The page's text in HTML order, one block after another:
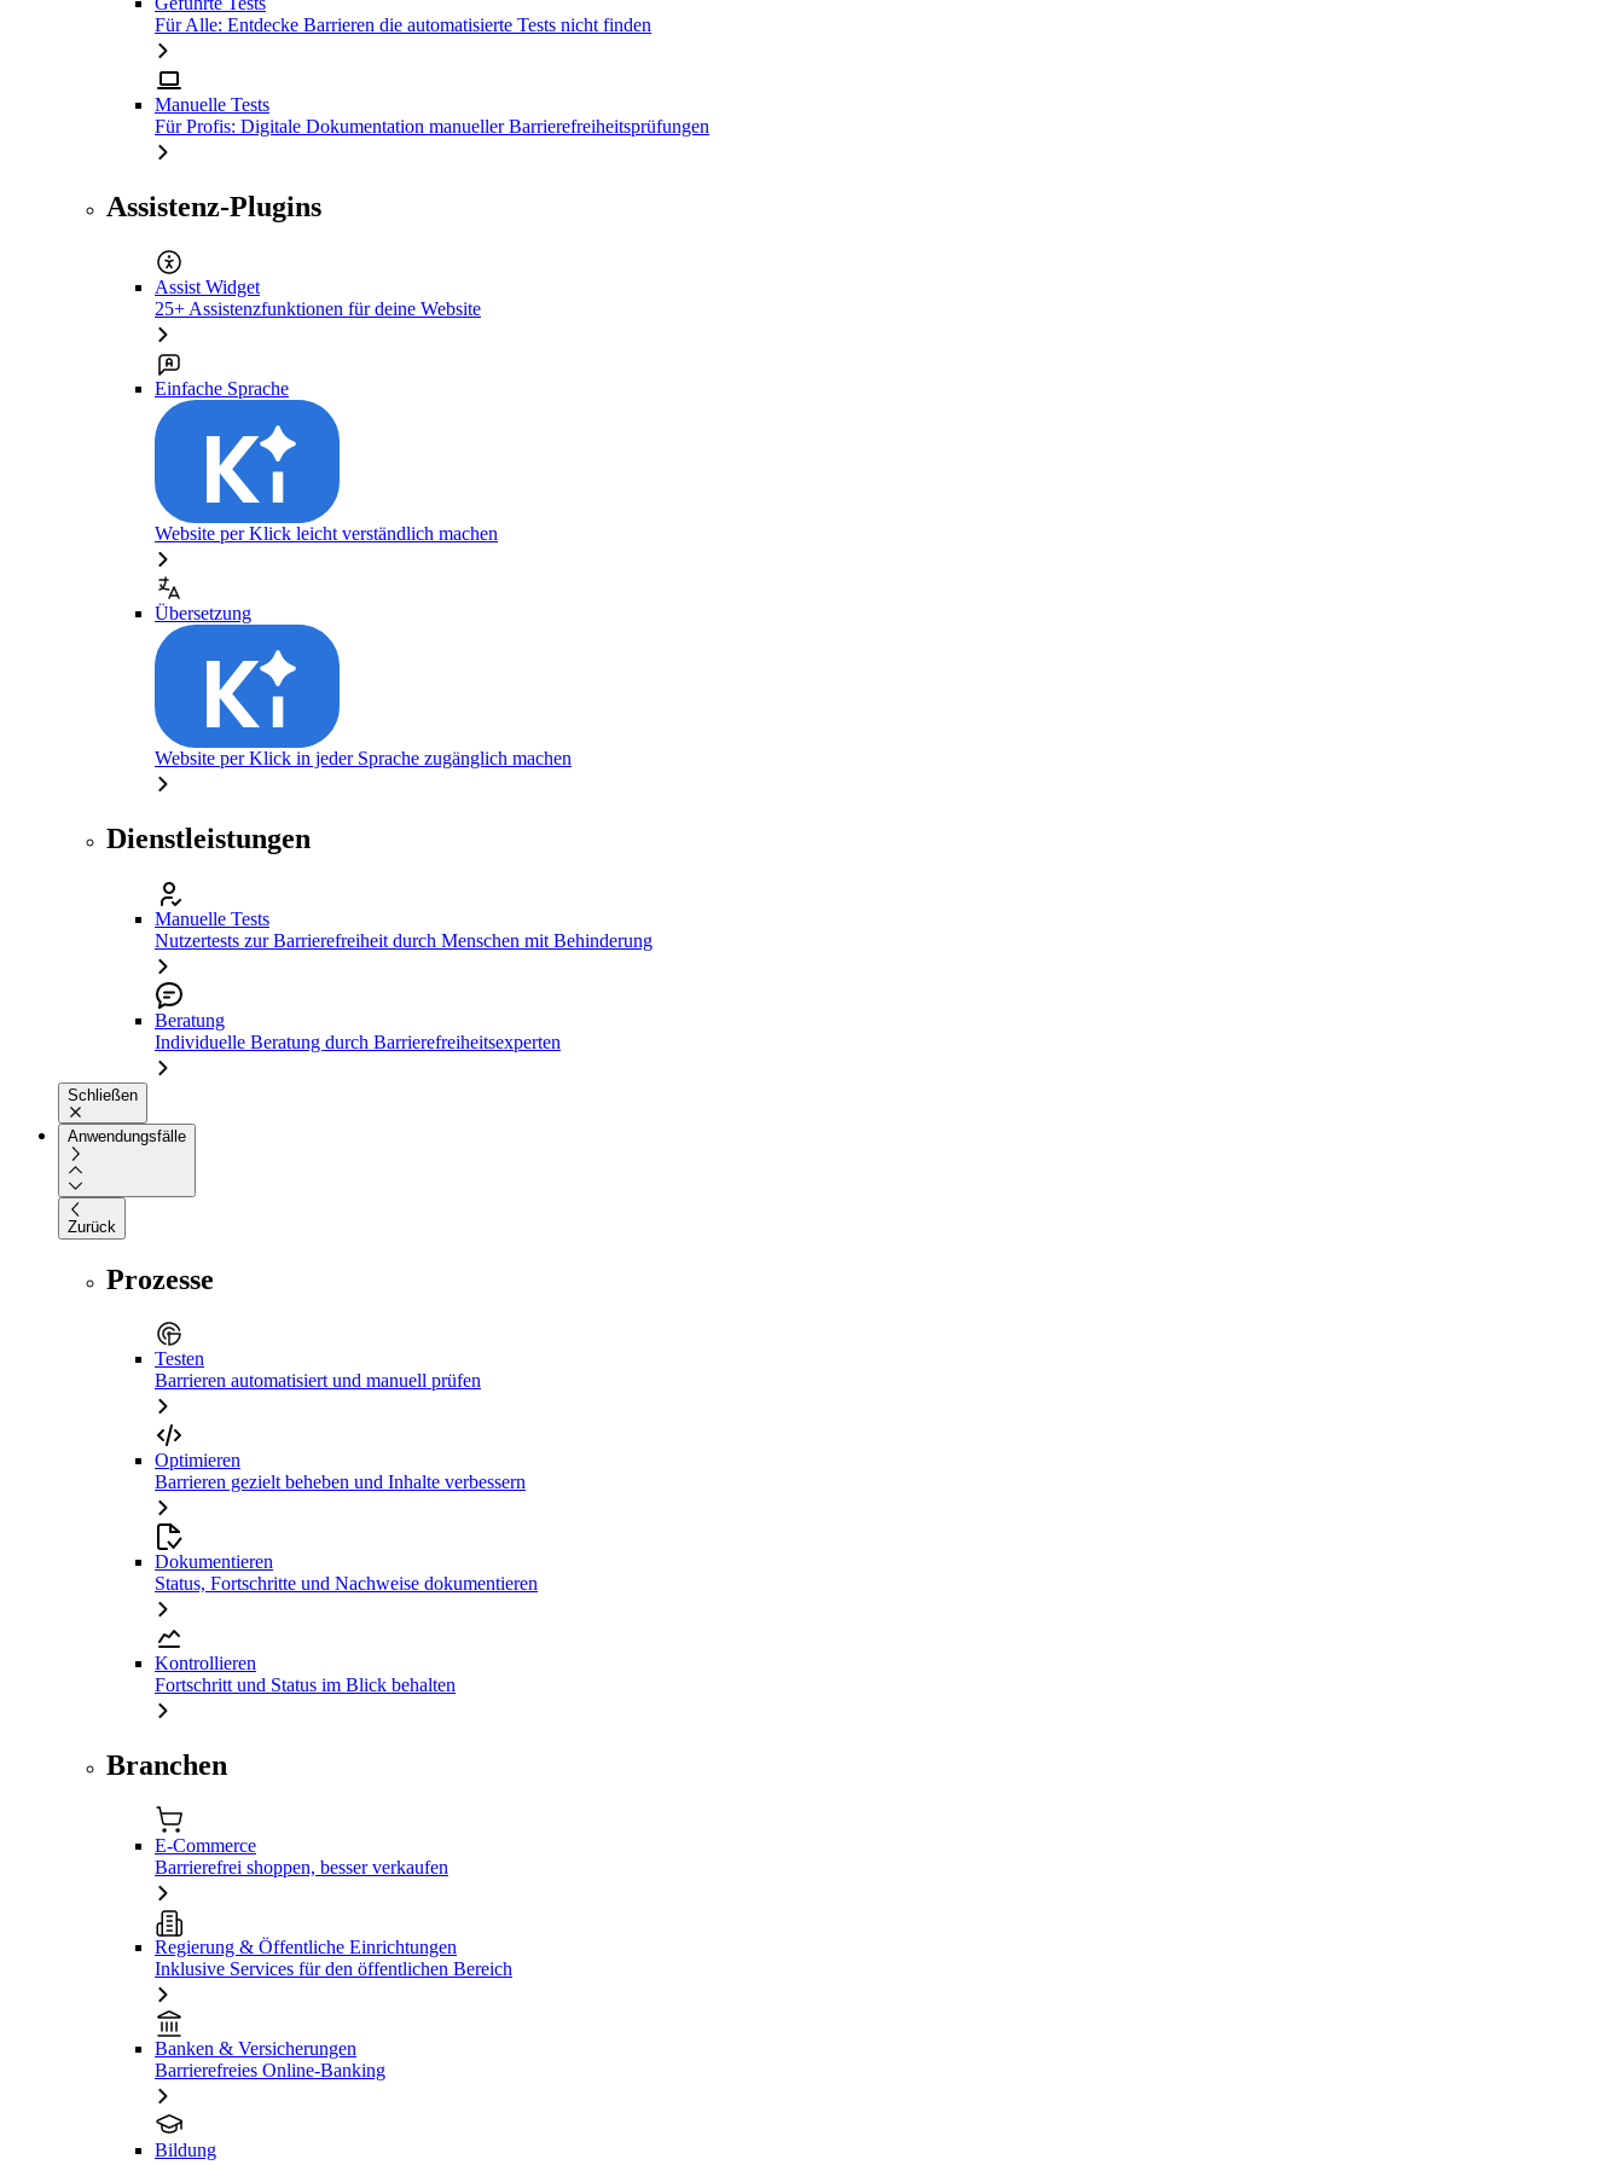
Für Alle: Entdecke Barrieren die automatisierte Tests nicht finden
Manuelle Tests
Für Profis: Digitale Dokumentation manueller Barrierefreiheitsprüfungen
Assistenz-Plugins
Assist Widget
25+ Assistenzfunktionen für deine Website
Einfache Sprache
Website per Klick leicht verständlich machen
Übersetzung
Website per Klick in jeder Sprache zugänglich machen
Dienstleistungen
Manuelle Tests
Nutzertests zur Barrierefreiheit durch Menschen mit Behinderung
Beratung
Individuelle Beratung durch Barrierefreiheitsexperten
Schließen
Anwendungsfälle
Zurück
Prozesse
Testen
Barrieren automatisiert und manuell prüfen
Optimieren
Barrieren gezielt beheben und Inhalte verbessern
Dokumentieren
Status, Fortschritte und Nachweise dokumentieren
Kontrollieren
Fortschritt und Status im Blick behalten
Branchen
E-Commerce
Barrierefrei shoppen, besser verkaufen
Regierung & Öffentliche Einrichtungen
Inklusive Services für den öffentlichen Bereich
Banken & Versicherungen
Barrierefreies Online-Banking
Bildung